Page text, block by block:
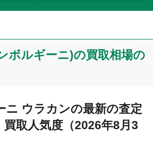
ボルギーニ)の買取相場の
ニ ウラカンの最新の査定
買取人気度（2026年8月3